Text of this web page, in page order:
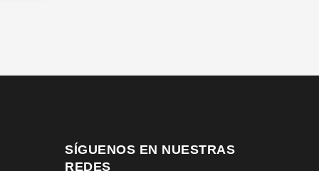
SÍGUENOS EN NUESTRAS
REDES